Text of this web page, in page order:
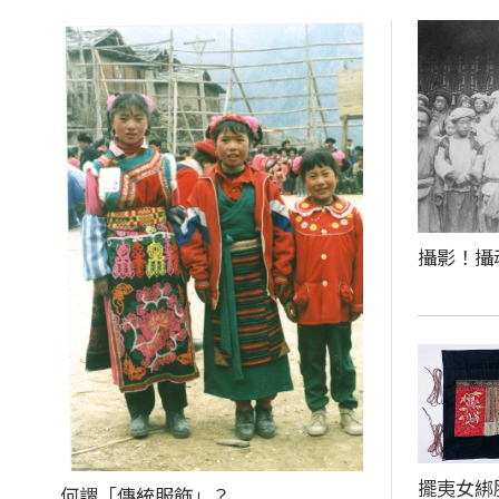
攝影！
擺夷女綁